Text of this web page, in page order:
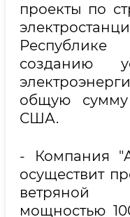
проекты по
созданию
общую
США.
- Компания
осуществит
ветряной
мощностью